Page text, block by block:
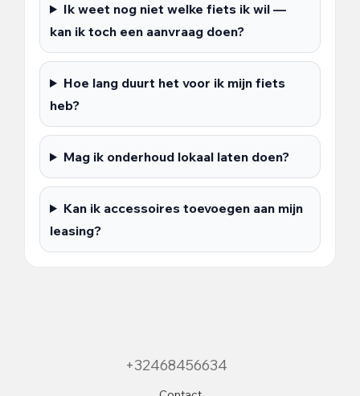
Ik weet nog niet welke fiets ik wil —
kan ik toch een aanvraag doen?
Hoe lang duurt het voor ik mijn fiets
heb?
Mag ik onderhoud lokaal laten doen?
Kan ik accessoires toevoegen aan mijn
leasing?
+32468456634